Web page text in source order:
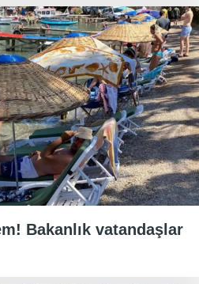
Bakanlık vatandaşlar